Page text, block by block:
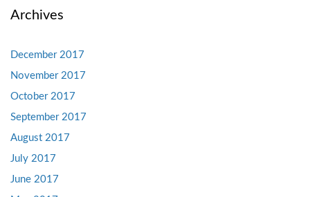
Archives
December 2017
November 2017
October 2017
September 2017
August 2017
July 2017
June 2017